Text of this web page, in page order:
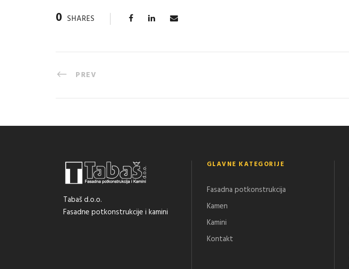
0 SHARES
PREV
Tabaš d.o.o.
Fasadne potkonstrukcije i kamini
GLAVNE KATEGORIJE
Fasadna potkonstrukcija
Kamen
Kamini
Kontakt